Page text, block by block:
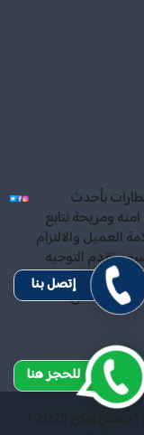
بأحدث
ومريحة نتابع
العميل والالتزام
مدار الاسبوع نقدم التوجيه
النقل
رقم الترخيص 35/00002378 احجز معنا . أمان لك
إتصل بنا
للحجز هنا